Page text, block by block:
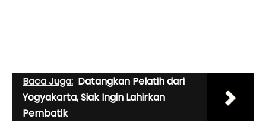
Baca Juga: Datangkan Pelatih dari
Yogyakarta, Siak Ingin Lahirkan
Pembatik